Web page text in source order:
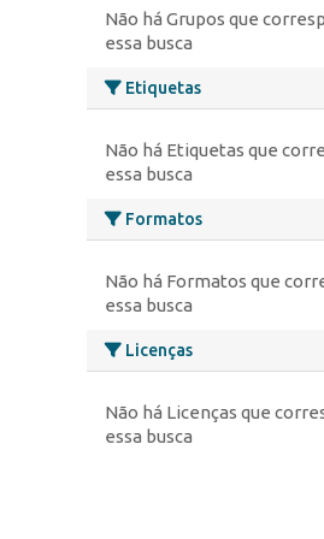
Não há Grupos que
essa busca
Etiquetas
Não há Etiquetas que
essa busca
Formatos
Não há Formatos que
essa busca
Licenças
Não há Licenças que
essa busca